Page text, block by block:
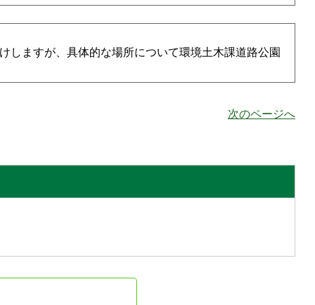
しますが、具体的な場所について環境土木課道路公園
次のページへ